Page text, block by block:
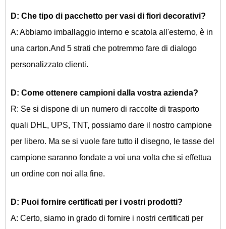
D: Che tipo di pacchetto per vasi di fiori decorativi?
A: Abbiamo imballaggio interno e scatola all'esterno, è in
una carton.And 5 strati che potremmo fare di dialogo
personalizzato clienti.
D: Come ottenere campioni dalla vostra azienda?
R: Se si dispone di un numero di raccolte di trasporto
quali DHL, UPS, TNT, possiamo dare il nostro campione
per libero. Ma se si vuole fare tutto il disegno, le tasse del
campione saranno fondate a voi una volta che si effettua
un ordine con noi alla fine.
D: Puoi fornire certificati per i vostri prodotti?
A: Certo, siamo in grado di fornire i nostri certificati per